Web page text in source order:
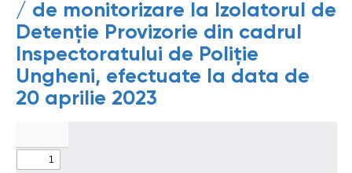
/ de monitorizare la Izolatorul de
Detenție Provizorie din cadrul
Inspectoratului de Poliție
Ungheni, efectuate la data de
20 aprilie 2023